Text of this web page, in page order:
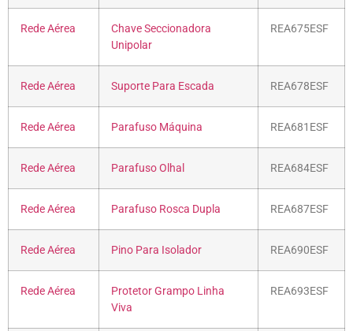
Rede Aérea
Chave Seccionadora
Unipolar
REA675ESF
Rede Aérea Suporte Para Escada REA678ESF
Rede Aérea Parafuso Máquina REA681ESF
Rede Aérea Parafuso Olhal REA684ESF
Rede Aérea Parafuso Rosca Dupla REA687ESF
Rede Aérea Pino Para Isolador REA690ESF
Rede Aérea
Protetor Grampo Linha
Viva
REA693ESF